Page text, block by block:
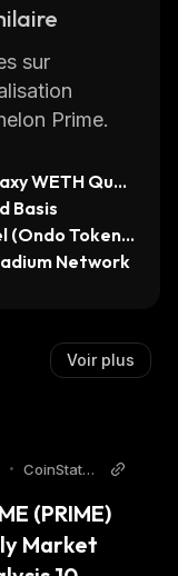
sur
Prime.
WETH Quali
Basis
(Ondo Tokeniz
Network
Voir plus
•
CoinStats
(PRIME)
Market